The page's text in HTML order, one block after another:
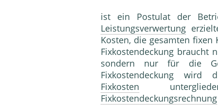
ist ein Postulat der
Leistungsverwertung
Kosten, die gesamten fixen
Fixkostendeckung braucht
sondern nur für die
Fixkostendeckung wird
Fixkosten
Fixkostendeckungsrechnung